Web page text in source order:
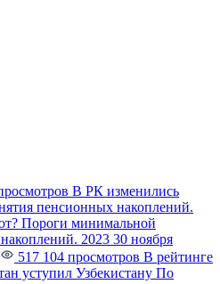
В РК изменились
пенсионных накоплений.
Пороги минимальной
2023 30 ноября
517 104 просмотров В рейтинге
уступил Узбекистану По